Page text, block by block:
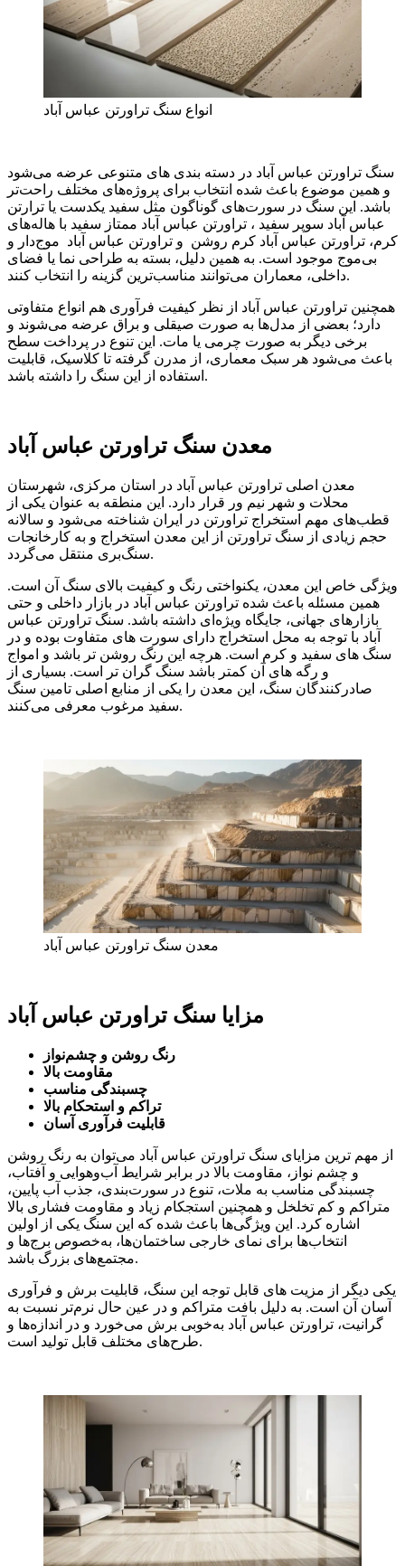
انواع سنگ تراورتن عباس آباد
سنگ تراورتن عباس آباد در دسته‌ بندی ‌های متنوعی عرضه می‌شود
و همین موضوع باعث شده انتخاب برای پروژه‌های مختلف راحت‌تر
باشد. این سنگ در سورت‌های گوناگون مثل سفید یکدست یا ترارتن
عباس آباد سوپر سفید ، تراورتن عباس آباد ممتاز سفید با هاله‌های
کرم، تراورتن عباس آباد کرم روشن و تراورتن عباس آباد موج‌دار و
بی‌موج موجود است. به همین دلیل، بسته به طراحی نما یا فضای
داخلی، معماران می‌توانند مناسب‌ترین گزینه را انتخاب کنند.
همچنین تراورتن عباس آباد از نظر کیفیت فرآوری هم انواع متفاوتی
دارد؛ بعضی از مدل‌ها به صورت صیقلی و براق عرضه می‌شوند و
برخی دیگر به صورت چرمی یا مات. این تنوع در پرداخت سطح
باعث می‌شود هر سبک معماری، از مدرن گرفته تا کلاسیک، قابلیت
استفاده از این سنگ را داشته باشد.
معدن سنگ تراورتن عباس آباد
معدن اصلی تراورتن عباس آباد در استان مرکزی، شهرستان
محلات و شهر نیم ور قرار دارد. این منطقه به‌ عنوان یکی از
قطب‌های مهم استخراج تراورتن در ایران شناخته می‌شود و سالانه
حجم زیادی از سنگ تراورتن از این معدن استخراج و به کارخانجات
سنگ‌بری منتقل می‌گردد.
ویژگی خاص این معدن، یکنواختی رنگ و کیفیت بالای سنگ آن است.
همین مسئله باعث شده تراورتن عباس آباد در بازار داخلی و حتی
بازارهای جهانی، جایگاه ویژه‌ای داشته باشد. سنگ تراورتن عباس
آباد با توجه به محل استخراج دارای سورت های متفاوت بوده و در
سنگ های سفید و کرم است. هرچه این رنگ روشن تر باشد و امواج
و رگه های آن کمتر باشد سنگ گران تر است. بسیاری از
صادرکنندگان سنگ، این معدن را یکی از منابع اصلی تامین سنگ
سفید مرغوب معرفی می‌کنند.
معدن سنگ تراورتن عباس آباد
مزایا سنگ تراورتن عباس آباد
رنگ روشن و چشم‌نواز
مقاومت بالا
چسبندگی مناسب
تراکم و استحکام بالا
قابلیت فرآوری آسان
از مهم‌ ترین مزایای سنگ تراورتن عباس آباد می‌توان به رنگ روشن
و چشم‌ نواز، مقاومت بالا در برابر شرایط آب‌وهوایی و آفتاب،
چسبندگی مناسب به ملات، تنوع در سورت‌بندی، جذب آب پایین،
متراکم و کم تخلخل و همچنین استجکام زیاد و مقاومت فشاری بالا
اشاره کرد. این ویژگی‌ها باعث شده که این سنگ یکی از اولین
انتخاب‌ها برای نمای خارجی ساختمان‌ها، به‌خصوص برج‌ها و
مجتمع‌های بزرگ باشد.
یکی دیگر از مزیت ‌های قابل توجه این سنگ، قابلیت برش و فرآوری
آسان آن است. به دلیل بافت متراکم و در عین حال نرم‌تر نسبت به
گرانیت، تراورتن عباس آباد به‌خوبی برش می‌خورد و در اندازه‌ها و
طرح‌های مختلف قابل تولید است.